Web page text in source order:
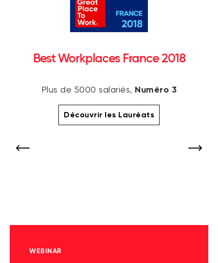
Best Workplaces France 2018
Plus de 5000 salariés, Numéro 3
Découvrir les Lauréats
WEBINAR